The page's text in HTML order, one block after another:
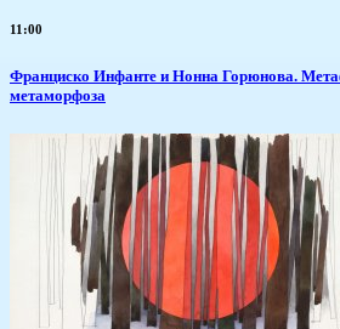
11:00
Франциско Инфанте и Нонна Горюнова.
метаморфоза